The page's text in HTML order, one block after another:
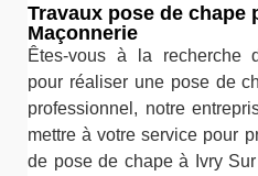
Travaux pose de chape
Maçonnerie
Êtes-vous à la recherche
pour réaliser une pose de
professionnel, notre
mettre à votre service pour
de pose de chape à Ivry